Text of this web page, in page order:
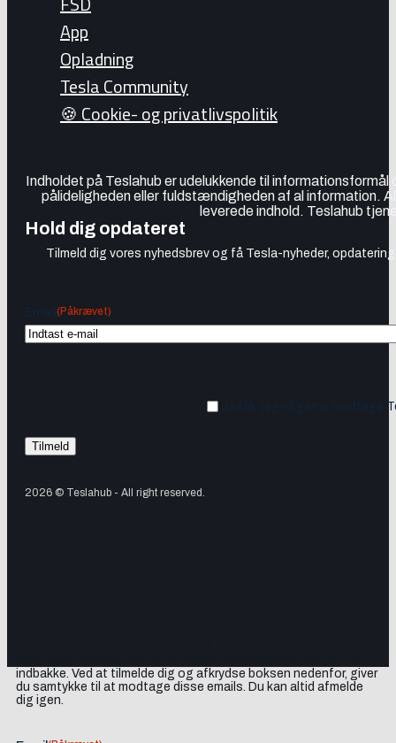
App
Opladning
Tesla Community
🍪 Cookie- og privatlivspolitik
Indholdet på Teslahub er udelukkende til
pålideligheden eller fuldstændigheden af al information.
leverede indhold. Teslahub
Hold dig opdateret
Tilmeld dig vores nyhedsbrev og få Tesla-nyheder,
(Påkrævet)
Ja tak, jeg vil gerne modtage
2026 © Teslahub - All right reserved.
indbakke. Ved at tilmelde dig og afkrydse boksen nedenfor, giver
du samtykke til at modtage disse emails. Du kan altid afmelde
dig igen.